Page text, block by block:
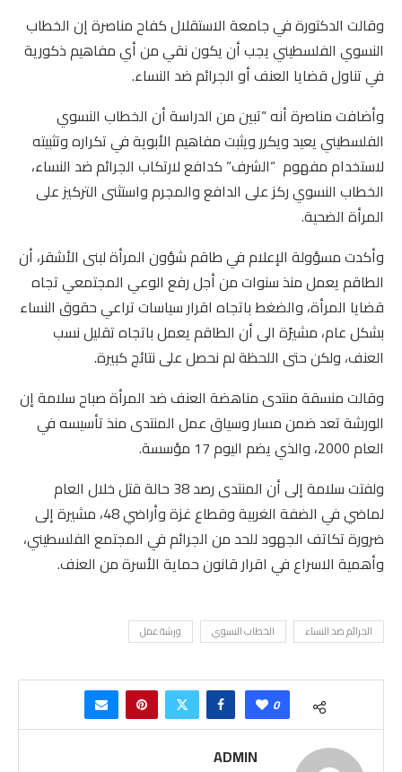
وقالت الدكتورة في جامعة الاستقلال كفاح مناصرة إن الخطاب
النسوي الفلسطيني يجب أن يكون نقي من أي مفاهيم ذكورية
في تناول قضايا العنف أو الجرائم ضد النساء.
وأضافت مناصرة أنه “تبين من الدراسة أن الخطاب النسوي
الفلسطيني يعيد ويكرر ويثبت مفاهيم الأبوية في تكراره وتثبيته
لاستخدام مفهوم “الشرف” كدافع لارتكاب الجرائم ضد النساء،
الخطاب النسوي ركز على الدافع والمجرم واستثنى التركيز على
المرأة الضحية.
وأكدت مسؤولة الإعلام في طاقم شؤون المرأة لبنى الأشقر، أن
الطاقم يعمل منذ سنوات من أجل رفع الوعي المجتمعي تجاه
قضايا المرأة، والضغط باتجاه اقرار سياسات تراعي حقوق النساء
بشكل عام، مشيرًة الى أن الطاقم يعمل باتجاه تقليل نسب
العنف، ولكن حتى اللحظة لم نحصل على نتائج كبيرة.
وقالت منسقة منتدى مناهضة العنف ضد المرأة صباح سلامة إن
الورشة تعد ضمن مسار وسياق عمل المنتدى منذ تأسيسه في
العام 2000، والذي يضم اليوم 17 مؤسسة.
ولفتت سلامة إلى أن المنتدى رصد 38 حالة قتل خلال العام
لماضي في الضفة الغربية وقطاع غزة وأراضي 48، مشيرة إلى
ضرورة تكاتف الجهود للحد من الجرائم في المجتمع الفلسطيني،
وأهمية الاسراع في اقرار قانون حماية الأسرة من العنف.
الجرائم ضد النساء الخطاب النسوي ورشة عمل
0
ADMIN